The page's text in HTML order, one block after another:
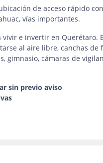
de acceso rápido
vías importantes.
vivir e invertir en
al aire libre, canchas
gimnasio, cámaras de
sin previo aviso